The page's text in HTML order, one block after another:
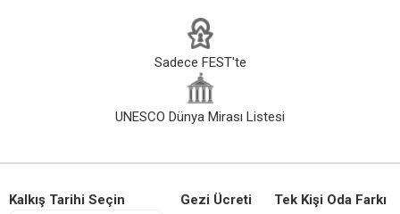
Sadece FEST'te
UNESCO Dünya Mirası Listesi
Kalkış Tarihi Seçin
Gezi Ücreti
Tek Kişi Oda Farkı